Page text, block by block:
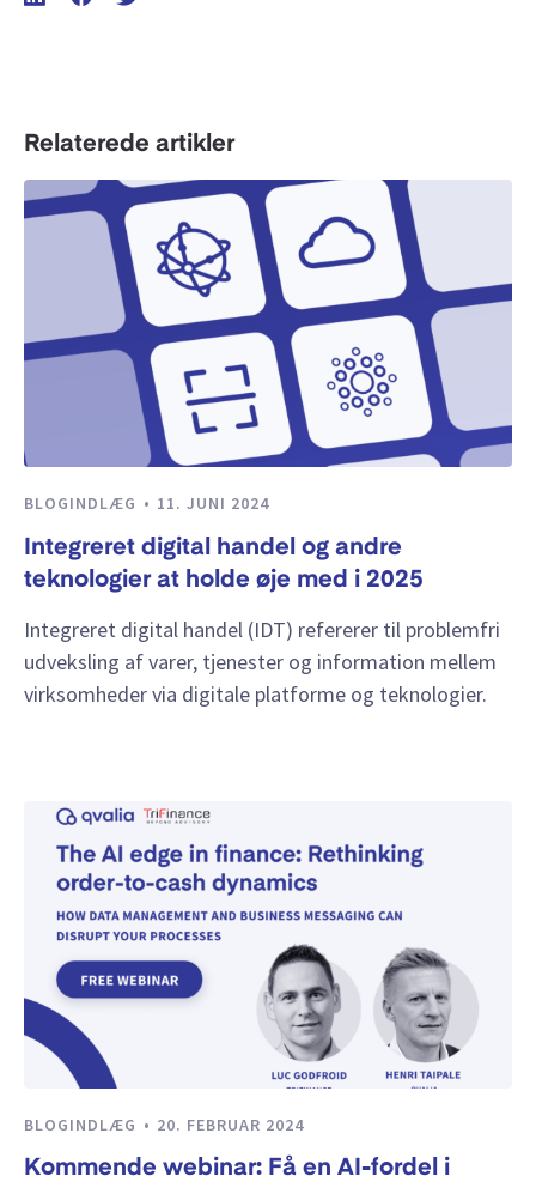
Relaterede artikler
BLOGINDLÆG 11. JUNI 2024
Integreret digital handel og andre
teknologier at holde øje med i 2025
Integreret digital handel (IDT) refererer til problemfri
udveksling af varer, tjenester og information mellem
virksomheder via digitale platforme og teknologier.
BLOGINDLÆG 20. FEBRUAR 2024
Kommende webinar: Få en AI-fordel i